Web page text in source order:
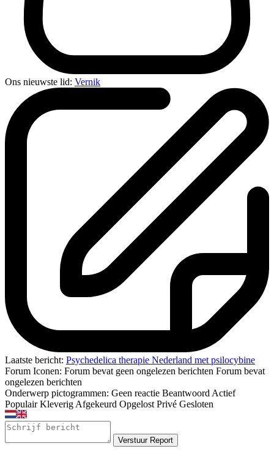
Ons nieuwste lid: Vernik
Laatste bericht: Psychedelica therapie Nederland met psilocybine
Forum Iconen: Forum bevat geen ongelezen berichten Forum bevat
ongelezen berichten
Onderwerp pictogrammen: Geen reactie BeantwoordActief
Populair KleverigAfgekeurd Opgelost Privé Gesloten